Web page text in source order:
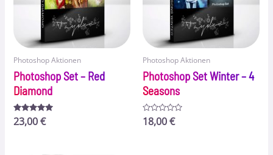
Photoshop Aktionen
Photoshop Set – Red
Diamond
Bewertet
mit
23,00€
Photoshop Aktionen
Photoshop Set Winter – 4
Seasons
Bewertet
mit
18,00€